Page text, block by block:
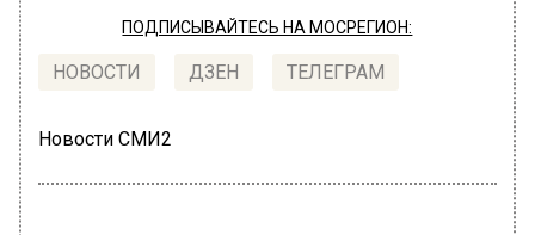
ПОДПИСЫВАЙТЕСЬ НА МОСРЕГИОН:
НОВОСТИ ДЗЕН ТЕЛЕГРАМ
Новости СМИ2